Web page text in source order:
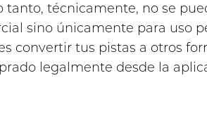
técnicamente, no se
sino únicamente para uso
convertir tus pistas a otros
legalmente desde la